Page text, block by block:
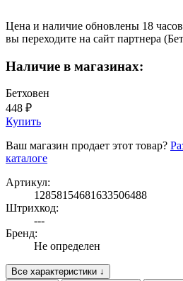
Цена и наличие обновлены 18
вы переходите на сайт партнера
Наличие в магазинах:
Бетховен
448 ₽
Купить
Ваш магазин продает этот товар?
каталоге
Артикул:
12858154681633506488
Штрихкод:
---
Бренд:
Не определен
Все характеристики ↓